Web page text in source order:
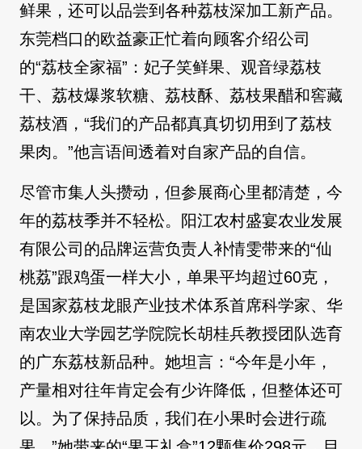
鲜果，还可以品尝到各种荔枝深加工新产品。
东莞档口的欧益豪正忙着向顾客介绍公司
的“荔枝全家福”：妃子笑鲜果、观音绿荔枝
干、荔枝爆浆软糖、荔枝酥、荔枝果醋和窖藏
荔枝酒，“我们的产品都真真切切用到了荔枝
果肉。”他言语间透着对自家产品的自信。
尽管市集人头攒动，但参展商心里都清楚，今
年的荔枝季并不轻松。阳江农村盛宴农业发展
有限公司的品牌运营负责人补情雯带来的“仙
桃荔”跟鸡蛋一样大小，单果平均超过60克，
是国家荔枝龙眼产业技术体系首席科学家、华
南农业大学园艺学院院长胡桂兵教授团队选育
的广东荔枝新品种。她坦言：“今年是小年，
产量相对往年肯定会有少许降低，但整体还可
以。为了保持品质，我们在小果时会进行疏